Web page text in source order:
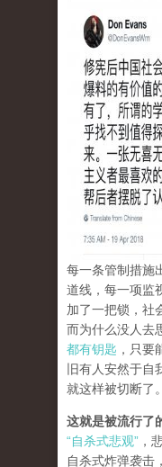
每一条管制措施
道线，每一项监
加了一把锁，社
而为什么没人去
都有钥匙 ，只要
旧有人安然于自
就这样被切断了。
这就是被流行了
“自杀式悲观” ，
自杀式炸弹袭击